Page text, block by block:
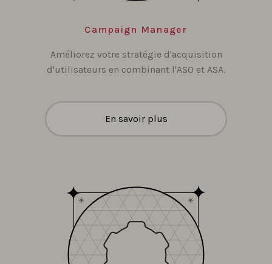
Campaign Manager
Améliorez votre stratégie d'acquisition
d'utilisateurs en combinant l'ASO et ASA.
En savoir plus